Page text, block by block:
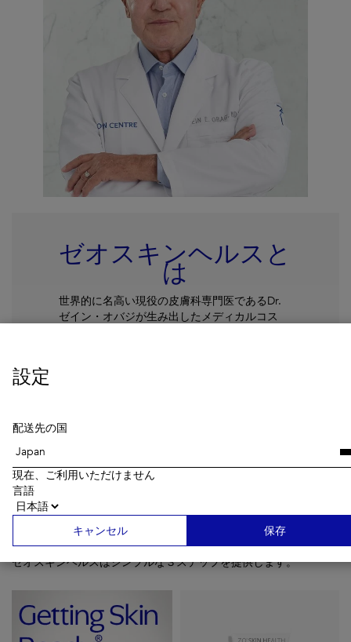
ゼオスキンヘルスと
は
世界的に名高い現役の皮膚科専門医であるDr.
ゼイン・オバジが生み出したメディカルコス
Getting Skin Ready®
ゼオスキンヘルスはシンプルな３ステップを提供します。
設定
配送先の国
現在、ご利用いただけません
言語
キャンセル 保存